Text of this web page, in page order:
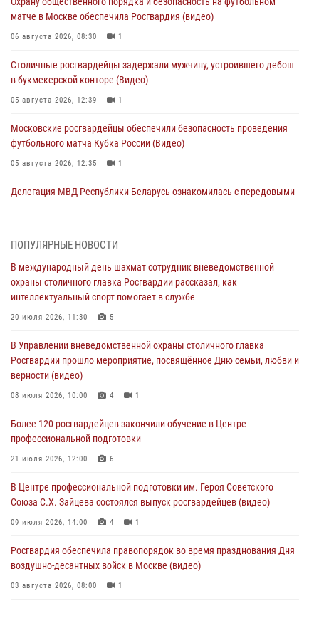
матче в Москве обеспечила Росгвардия (видео)
06 августа 2026, 08:30 1
Столичные росгвардейцы задержали мужчину, устроившего дебош
в букмекерской конторе (Видео)
05 августа 2026, 12:39 1
Московские росгвардейцы обеспечили безопасность проведения
футбольного матча Кубка России (Видео)
05 августа 2026, 12:35 1
Делегация МВД Республики Беларусь ознакомилась с передовыми
боевому самбо. (видео)
04 августа 2026, 14:00
Офицер Росгвардии стал гостем прямого эфира на «Радио Москвы»
04 августа 2026, 12:28
В Москве росгвардейцы задержали подозреваемого в нападении
на охранника торгового центра (видео)
В Главном управлении Росгвардии по городу Москве подвели итоги
работы подразделений за прошедший месяц
ПОПУЛЯРНЫЕ НОВОСТИ
В международный день шахмат сотрудник вневедомственной
охраны столичного главка Росгвардии рассказал, как
интеллектуальный спорт помогает в службе
20 июля 2026, 11:30 5
В Управлении вневедомственной охраны столичного главка
Росгвардии прошло мероприятие, посвящённое Дню семьи, любви и
верности (видео)
08 июля 2026, 10:00 4 1
Более 120 росгвардейцев закончили обучение в Центре
профессиональной подготовки
21 июля 2026, 12:00 6
В Центре профессиональной подготовки им. Героя Советского
Союза С.Х. Зайцева состоялся выпуск росгвардейцев (видео)
09 июля 2026, 14:00 4 1
Росгвардия обеспечила правопорядок во время празднования Дня
воздушно-десантных войск в Москве (видео)
03 августа 2026, 08:00 1